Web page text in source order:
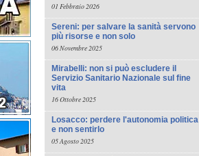
01 Febbraio 2026
Sereni: per salvare la sanità servono
più risorse e non solo
06 Novembre 2025
Mirabelli: non si può escludere il
Servizio Sanitario Nazionale sul fine
vita
16 Ottobre 2025
Losacco: perdere l'autonomia politica
e non sentirlo
05 Agosto 2025